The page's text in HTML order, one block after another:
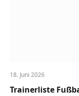
18. Juni 2026
Trainerliste